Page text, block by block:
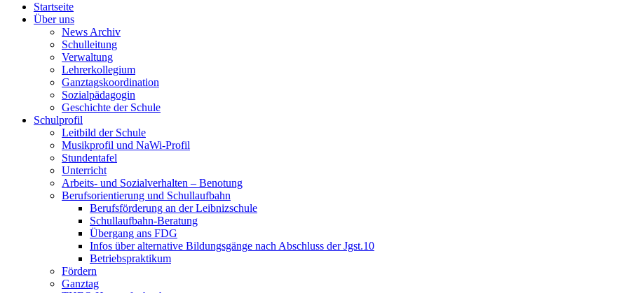
Startseite
Über uns
News Archiv
Schulleitung
Verwaltung
Lehrerkollegium
Ganztagskoordination
Sozialpädagogin
Geschichte der Schule
Schulprofil
Leitbild der Schule
Musikprofil und NaWi-Profil
Stundentafel
Unterricht
Arbeits- und Sozialverhalten – Benotung
Berufsorientierung und Schullaufbahn
Berufsförderung an der Leibnizschule
Schullaufbahn-Beratung
Übergang ans FDG
Infos über alternative Bildungsgänge nach Abschluss der Jgst.10
Betriebspraktikum
Fördern
Ganztag